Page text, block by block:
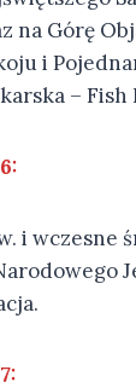
na Górę
i
–
i wczesne